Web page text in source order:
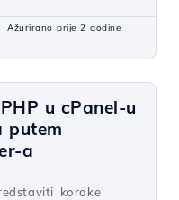
Ažurirano prije 2 godine
u cPanel-u
putem
a
korake